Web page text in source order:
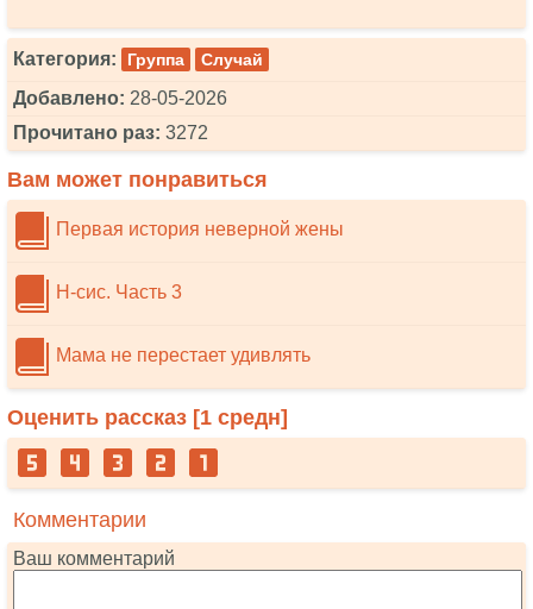
Категория: Группа Случай
Добавлено: 28-05-2026
Прочитано раз: 3272
Вам может понравиться
Первая история неверной жены
Н-сис. Часть 3
Мама не перестает удивлять
Оценить рассказ [1 средн]
Комментарии
Ваш комментарий